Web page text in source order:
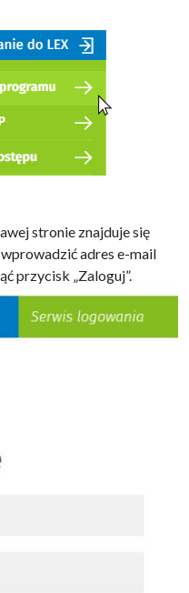
stronie znajduje się
adres e-mail
przycisk „Zaloguj”.